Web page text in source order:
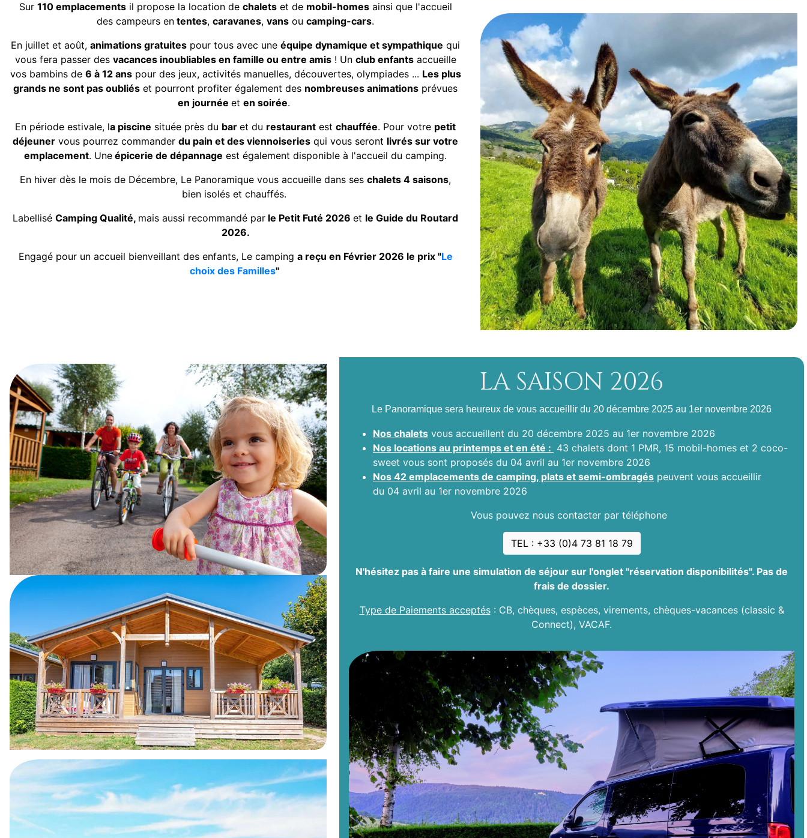
Sur 110 emplacementsil propose la location de chaletset de mobil-homesainsi que l'accueil
des campeurs en tentes, caravanes, vans ou camping-cars.
En juillet et août, animations gratuites pour tous avec une équipe dynamique et sympathique qui
vous fera passer des vacances inoubliables en famille ou entre amis! Un club enfantsaccueille
vos bambins de 6 à 12 anspour des jeux, activités manuelles, découvertes, olympiades ... Les plus
grands ne sont pas oubliés et pourront profiter également des nombreuses animations prévues
en journée et en soirée.
En période estivale, la piscine située près du bar et du restaurant est chauffée. Pour votre petit
déjeuner vous pourrez commander du pain et des viennoiseries qui vous seront livrés sur votre
emplacement. Une épicerie de dépannage est également disponible à l'accueil du camping.
En hiver dès le mois de Décembre, Le Panoramique vous accueille dans ses chalets 4 saisons,
bien isolés et chauffés.
Labellisé Camping Qualité, mais aussi recommandé par le Petit Futé 2026 et le Guide du Routard
2026.
Engagé pour un accueil bienveillant des enfants, Le camping a reçu en Février 2026 le prix "Le
choix des Familles"
LA SAISON 2026
Le Panoramique sera heureux de vous accueillir du 20 décembre 2025 au 1er novembre 2026
Nos chalets vous accueillent du 20 décembre 2025 au 1er novembre 2026
Nos locations au printemps et en été : 43 chalets dont 1 PMR, 15 mobil-homes et 2 coco-
sweet vous sont proposés du 04 avril au 1er novembre 2026
Nos 42 emplacements de camping, plats et semi-ombragés peuvent vous accueillir
du 04 avril au 1er novembre 2026
Vous pouvez nous contacter par téléphone
TEL : +33 (0)4 73 81 18 79
N'hésitez pas à faire une simulation de séjour sur l'onglet "réservation disponibilités". Pas de
frais de dossier.
Type de Paiements acceptés: CB, chèques, espèces, virements, chèques-vacances (classic &
Connect), VACAF.